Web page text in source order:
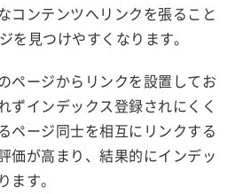
コンテンツへリンクを張ること
見つけやすくなります。
ページからリンクを設置してお
ずインデックス登録されにくく
ページ同士を相互にリンクする
価が高まり、結果的にインデッ
ます。